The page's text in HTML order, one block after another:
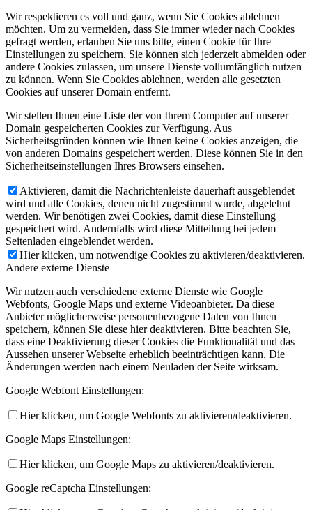
Wir respektieren es voll und ganz, wenn Sie Cookies ablehnen
möchten. Um zu vermeiden, dass Sie immer wieder nach Cookies
gefragt werden, erlauben Sie uns bitte, einen Cookie für Ihre
Einstellungen zu speichern. Sie können sich jederzeit abmelden oder
andere Cookies zulassen, um unsere Dienste vollumfänglich nutzen
zu können. Wenn Sie Cookies ablehnen, werden alle gesetzten
Cookies auf unserer Domain entfernt.
Wir stellen Ihnen eine Liste der von Ihrem Computer auf unserer
Domain gespeicherten Cookies zur Verfügung. Aus
Sicherheitsgründen können wie Ihnen keine Cookies anzeigen, die
von anderen Domains gespeichert werden. Diese können Sie in den
Sicherheitseinstellungen Ihres Browsers einsehen.
Aktivieren, damit die Nachrichtenleiste dauerhaft ausgeblendet
wird und alle Cookies, denen nicht zugestimmt wurde, abgelehnt
werden. Wir benötigen zwei Cookies, damit diese Einstellung
gespeichert wird. Andernfalls wird diese Mitteilung bei jedem
Seitenladen eingeblendet werden.
Hier klicken, um notwendige Cookies zu aktivieren/deaktivieren.
Andere externe Dienste
Wir nutzen auch verschiedene externe Dienste wie Google
Webfonts, Google Maps und externe Videoanbieter. Da diese
Anbieter möglicherweise personenbezogene Daten von Ihnen
speichern, können Sie diese hier deaktivieren. Bitte beachten Sie,
dass eine Deaktivierung dieser Cookies die Funktionalität und das
Aussehen unserer Webseite erheblich beeinträchtigen kann. Die
Änderungen werden nach einem Neuladen der Seite wirksam.
Google Webfont Einstellungen:
Hier klicken, um Google Webfonts zu aktivieren/deaktivieren.
Google Maps Einstellungen:
Hier klicken, um Google Maps zu aktivieren/deaktivieren.
Google reCaptcha Einstellungen: